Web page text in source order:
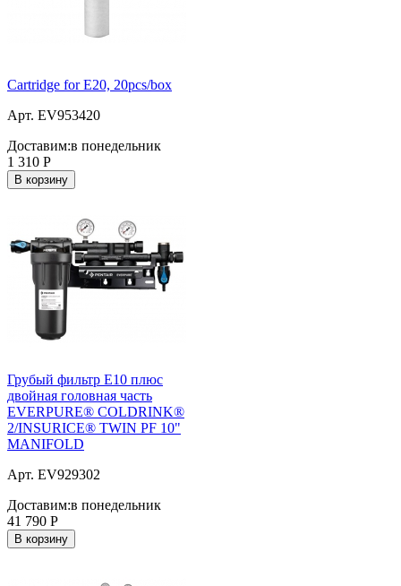
Cartridge for E20, 20pcs/box
Арт. EV953420
Доставим:в понедельник
1 310 Р
В корзину
Грубый фильтр E10 плюс
двойная головная часть
EVERPURE® COLDRINK®
2/INSURICE® TWIN PF 10"
MANIFOLD
Арт. EV929302
Доставим:в понедельник
41 790 Р
В корзину